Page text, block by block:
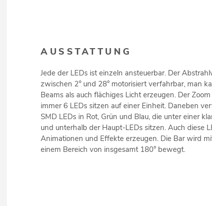
AUSSTATTUNG
Jede der LEDs ist einzeln ansteuerbar. Der
zwischen 2° und 28° motorisiert verfahrbar, man
Beams als auch flächiges Licht erzeugen. Der
immer 6 LEDs sitzen auf einer Einheit. Daneben
SMD LEDs in Rot, Grün und Blau, die unter einer
und unterhalb der Haupt-LEDs sitzen. Auch diese
Animationen und Effekte erzeugen. Die Bar wird
einem Bereich von insgesamt 180° bewegt.